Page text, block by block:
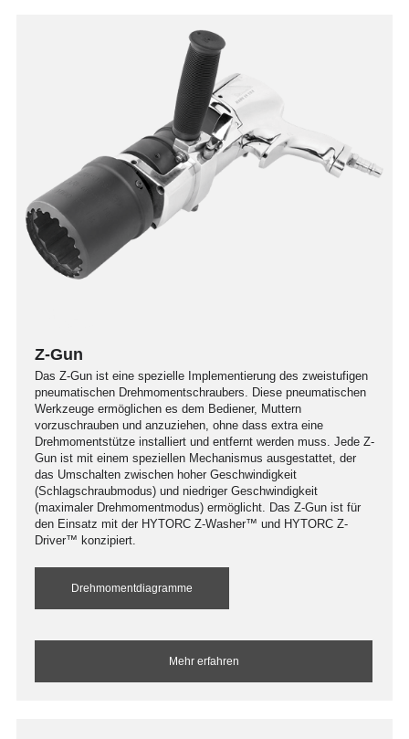
Z-Gun
Das Z-Gun ist eine spezielle Implementierung des zweistufigen
pneumatischen Drehmomentschraubers. Diese pneumatischen
Werkzeuge ermöglichen es dem Bediener, Muttern
vorzuschrauben und anzuziehen, ohne dass extra eine
Drehmomentstütze installiert und entfernt werden muss. Jede Z-
Gun ist mit einem speziellen Mechanismus ausgestattet, der
das Umschalten zwischen hoher Geschwindigkeit
(Schlagschraubmodus) und niedriger Geschwindigkeit
(maximaler Drehmomentmodus) ermöglicht. Das Z-Gun ist für
den Einsatz mit der HYTORC Z-Washer™ und HYTORC Z-
Driver™ konzipiert.
Drehmomentdiagramme
Mehr erfahren